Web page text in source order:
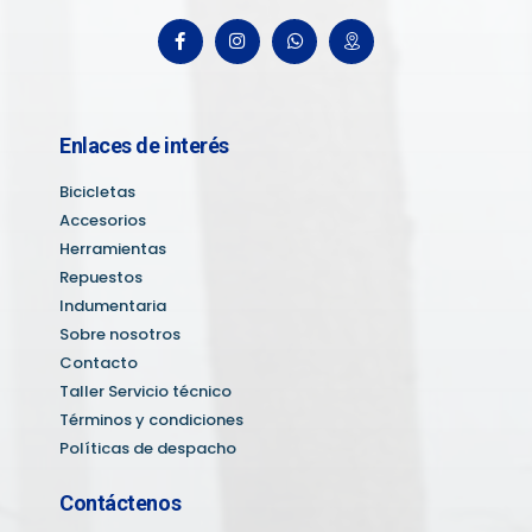
Enlaces de interés
Bicicletas
Accesorios
Herramientas
Repuestos
Indumentaria
Sobre nosotros
Contacto
Taller Servicio técnico
Términos y condiciones
Políticas de despacho
Contáctenos